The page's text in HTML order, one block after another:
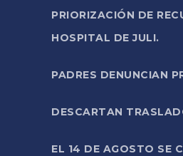
PRIORIZACIÓN DE
HOSPITAL DE JULI.
PADRES DENUNCIAN
DESCARTAN
EL 14 DE AGOSTO SE